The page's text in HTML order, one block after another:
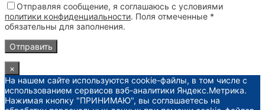
Отправляя сообщение, я соглашаюсь с условиями
политики конфиденциальности. Поля отмеченные *
обязательны для заполнения.
×
На нашем сайте используются cookie-файлы, в том числе с
использованием сервисов вэб-аналитики Яндекс.Метрика.
Нажимая кнопку "ПРИНИМАЮ", вы соглашаетесь на